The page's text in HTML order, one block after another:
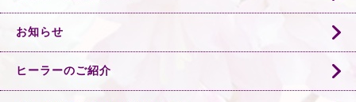
お知らせ
ヒーラーのご紹介